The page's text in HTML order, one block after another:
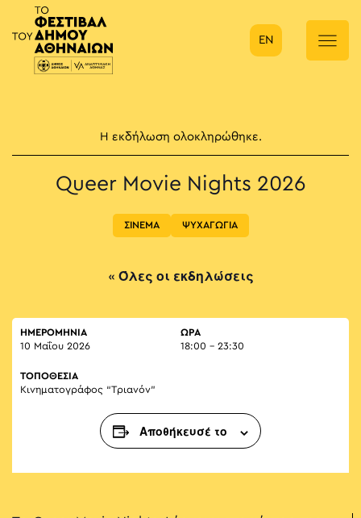
Κύρια πλοήγηση
EN
Η εκδήλωση ολοκληρώθηκε.
Queer Movie Nights 2026
ΣΙΝΕΜΑ ΨΥΧΑΓΩΓΙΑ
« Όλες οι εκδηλώσεις
ΗΜΕΡΟΜΗΝΙΑ
10 Μαΐου 2026
ΏΡΑ
18:00 - 23:30
ΤΟΠΟΘΕΣΙΑ
Κινηματογράφος “Τριανόν”
Αποθήκευσέ το